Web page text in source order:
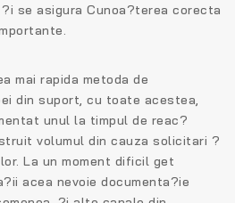
se asigura Cunoa?terea corecta
mai rapida metoda de
din suport, cu toate acestea,
unul la timpul de reac?
volumul din cauza solicitari ?
La un moment dificil get
acea nevoie documenta?ie